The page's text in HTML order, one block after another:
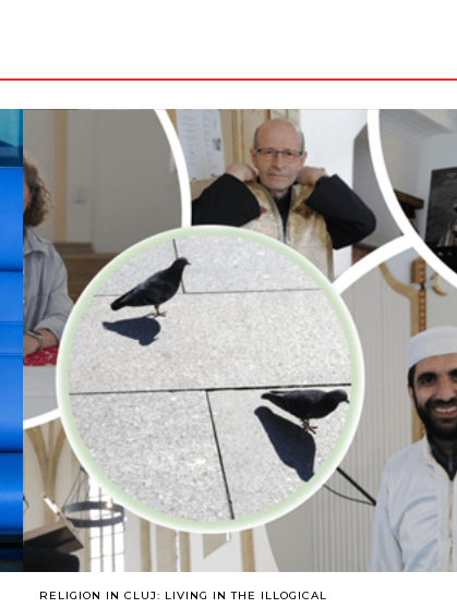
RELIGION IN CLUJ: LIVING IN THE ILLOGICAL